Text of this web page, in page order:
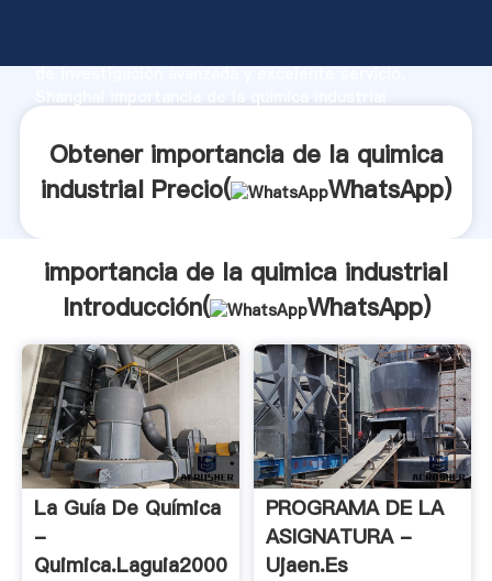
de investigación avanzada y excelente servicio,
clientes.
Obtener importancia de la quimica
industrial Precio(
WhatsApp)
importancia de la quimica industrial
Introducción(
WhatsApp)
La Guía De Química
-
Quimica.laguia2000
PROGRAMA DE LA
ASIGNATURA -
Ujaen.es